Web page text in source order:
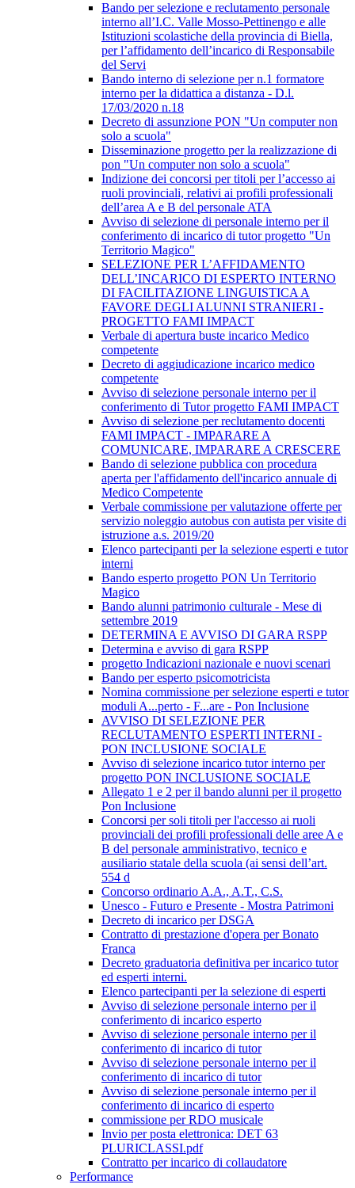
Bando per selezione e reclutamento personale
interno all’I.C. Valle Mosso-Pettinengo e alle
Istituzioni scolastiche della provincia di Biella,
per l’affidamento dell’incarico di Responsabile
del Servi
Bando interno di selezione per n.1 formatore
interno per la didattica a distanza - D.l.
17/03/2020 n.18
Decreto di assunzione PON "Un computer non
solo a scuola"
Disseminazione progetto per la realizzazione di
pon "Un computer non solo a scuola"
Indizione dei concorsi per titoli per l’accesso ai
ruoli provinciali, relativi ai profili professionali
dell’area A e B del personale ATA
Avviso di selezione di personale interno per il
conferimento di incarico di tutor progetto "Un
Territorio Magico"
SELEZIONE PER L’AFFIDAMENTO
DELL’INCARICO DI ESPERTO INTERNO
DI FACILITAZIONE LINGUISTICA A
FAVORE DEGLI ALUNNI STRANIERI -
PROGETTO FAMI IMPACT
Verbale di apertura buste incarico Medico
competente
Decreto di aggiudicazione incarico medico
competente
Avviso di selezione personale interno per il
conferimento di Tutor progetto FAMI IMPACT
Avviso di selezione per reclutamento docenti
FAMI IMPACT - IMPARARE A
COMUNICARE, IMPARARE A CRESCERE
Bando di selezione pubblica con procedura
aperta per l'affidamento dell'incarico annuale di
Medico Competente
Verbale commissione per valutazione offerte per
servizio noleggio autobus con autista per visite di
istruzione a.s. 2019/20
Elenco partecipanti per la selezione esperti e tutor
interni
Bando esperto progetto PON Un Territorio
Magico
Bando alunni patrimonio culturale - Mese di
settembre 2019
DETERMINA E AVVISO DI GARA RSPP
Determina e avviso di gara RSPP
progetto Indicazioni nazionale e nuovi scenari
Bando per esperto psicomotricista
Nomina commissione per selezione esperti e tutor
moduli A...perto - F...are - Pon Inclusione
AVVISO DI SELEZIONE PER
RECLUTAMENTO ESPERTI INTERNI -
PON INCLUSIONE SOCIALE
Avviso di selezione incarico tutor interno per
progetto PON INCLUSIONE SOCIALE
Allegato 1 e 2 per il bando alunni per il progetto
Pon Inclusione
Concorsi per soli titoli per l'accesso ai ruoli
provinciali dei profili professionali delle aree A e
B del personale amministrativo, tecnico e
ausiliario statale della scuola (ai sensi dell’art.
554 d
Concorso ordinario A.A., A.T., C.S.
Unesco - Futuro e Presente - Mostra Patrimoni
Decreto di incarico per DSGA
Contratto di prestazione d'opera per Bonato
Franca
Decreto graduatoria definitiva per incarico tutor
ed esperti interni.
Elenco partecipanti per la selezione di esperti
Avviso di selezione personale interno per il
conferimento di incarico esperto
Avviso di selezione personale interno per il
conferimento di incarico di tutor
Avviso di selezione personale interno per il
conferimento di incarico di tutor
Avviso di selezione personale interno per il
conferimento di incarico di esperto
commissione per RDO musicale
Invio per posta elettronica: DET 63
PLURICLASSI.pdf
Contratto per incarico di collaudatore
Performance